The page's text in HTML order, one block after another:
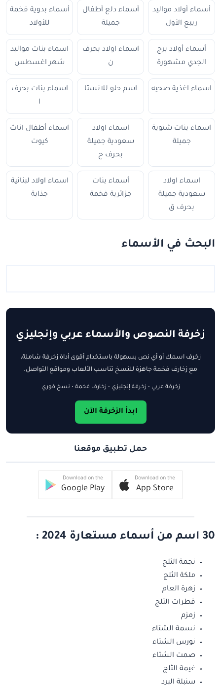
أسماء أولاد مواليد
ربيع الأول
أسماء دلع أطفال
جميلة
أسماء بدوية فخمة
للأولاد
أسماء أولاد برج
الجدي مشهورة
اسماء اولاد بحرف
ن
اسماء بنات مواليد
شهر اغسطس
اسماء اغذية صحيه اسم حلو للانستا
اسماء بنات بحرف
ا
اسماء بنات شتوية
جميلة
اسماء اولاد
سعودية جميلة
بحرف ح
اسماء أطفال اناث
كيوت
اسماء اولاد
سعودية جميلة
بحرف ق
أسماء بنات
جزائرية فخمة
اسماء اولاد لبنانية
جذابة
البحث في الأسماء
زخرفة النصوص والأسماء عربي وإنجليزي
زخرف اسمك أو أي نص بسهولة باستخدام أقوى أداة زخرفة شاملة،
مع زخارف فخمة جاهزة للنسخ تناسب الألعاب ومواقع التواصل.
زخرفة عربي • زخرفة إنجليزي • زخارف فخمة • نسخ فوري
ابدأ الزخرفة الآن
حمل تطبيق موقعنا
Download on the
App Store
Download on the
Google Play
30 اسم من أسماء مستعارة 2024 :
نجمة الثلج
ملكة الثلج
زهرة العام
قطرات الثلج
زمزم
نسمة الشتاء
نورس الشتاء
صمت الشتاء
غيمة الثلج
سنبلة البرد